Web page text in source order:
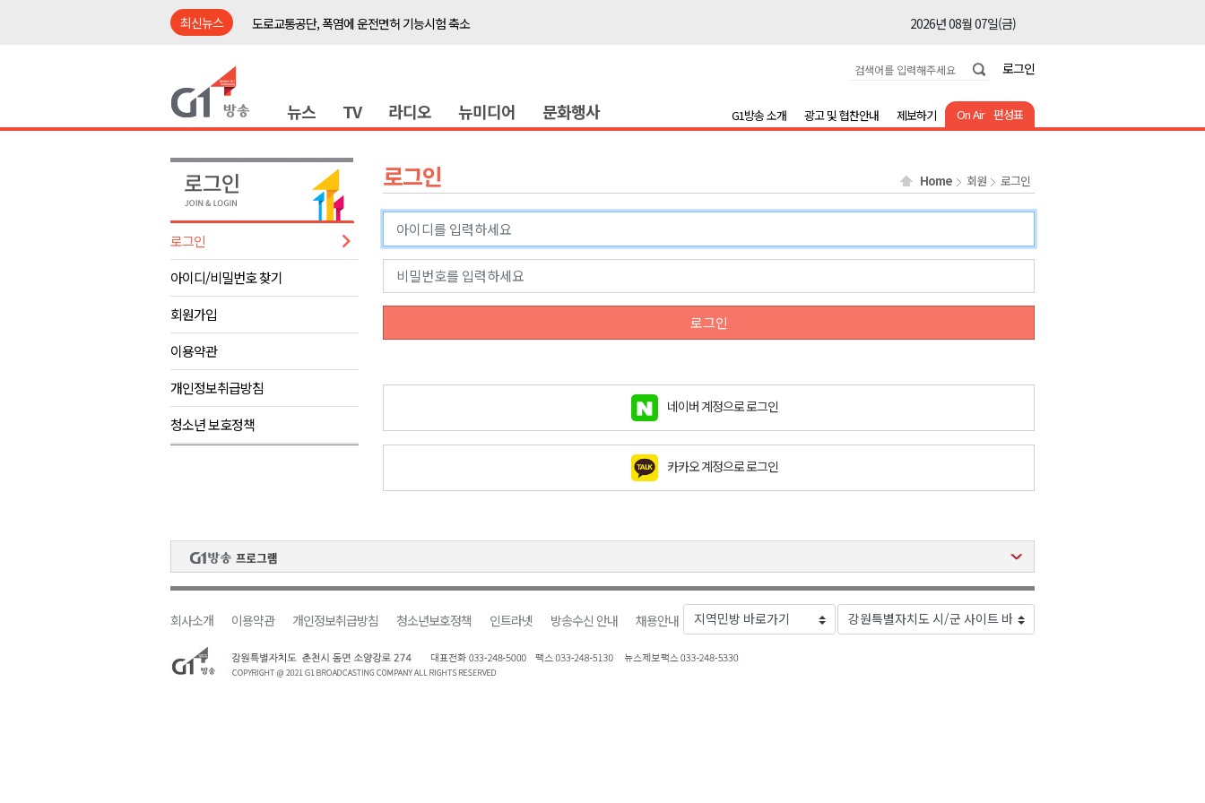
최신뉴스
도로교통공단, 폭염에 운전면허 기능시험 축소
2026년 08월 07일(금)
2026년 08월 07일(금)
<강원랜드> 관광객이 인구 3배..싱가포르 복합리조트
2026년 08월 07일(금)
제28회 정동진독립영화제 오늘 개막
양양군, 소상공인 특례보증 2차 지원사업 시행
2026년 08월 07일(금)
평창군 재해 예방 도로 시설물 정밀 안전 진단
동해시, '해군1함대로' 명예도로 4.1km 지정
2026년 08월 07일(금)
영월 '폭염중대경보' 발효..주말, 더위 한풀 꺾여
도로교통공단, 폭염에 운전면허 기능시험 축소
2026년 08월 07일(금)
강릉시, '상생동행 100일 릴레이' 경제살리기 추진
2026년 08월 07일(금)
삼척시, 무건리 이끼폭포 생태탐방로 전면 통제
<강원랜드> 관광객이 인구 3배..싱가포르 복합리조트
<강원랜드> 마카오 카지노 "복합리조트로 진화 중"
동해시, '해군1함대로' 명예도로 4.1km 지정
2026년 08월 07일(금)
로그인
뉴스 TV 라디오 뉴미디어 문화행사 On Air 편성표
G1방송 소개 광고 및 협찬안내 제보하기
로그인
아이디/비밀번호 찾기
회원가입
이용약관
개인정보취급방침
청소년 보호정책
로그인 Home 회원 로그인
로그인
네이버 계정으로 로그인
카카오 계정으로 로그인
회사소개 이용약관 개인정보취급방침 청소년보호정책 인트라넷 방송수신 안내 채용안내